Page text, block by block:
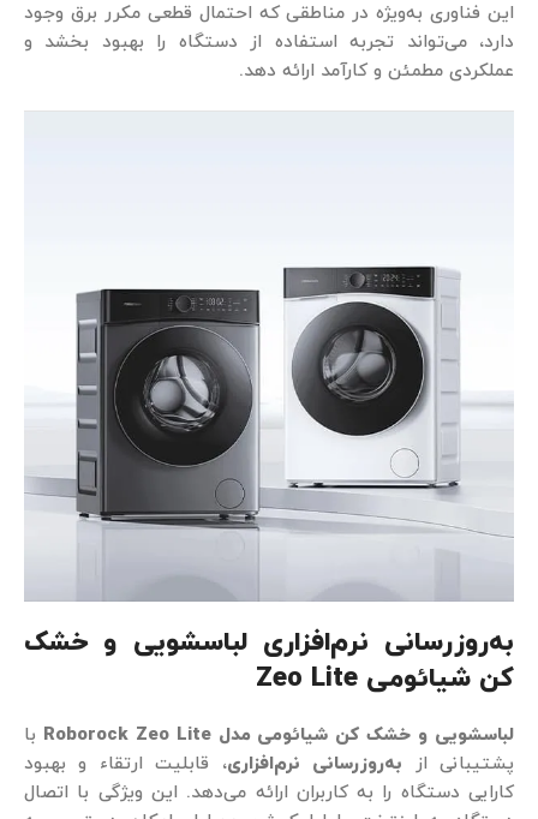
این فناوری به‌ویژه در مناطقی که احتمال قطعی مکرر برق وجود
دارد، می‌تواند تجربه استفاده از دستگاه را بهبود بخشد و
عملکردی مطمئن و کارآمد ارائه دهد.
به‌روزرسانی نرم‌افزاری لباسشویی و خشک
کن شیائومی
لباسشویی و خشک کن شیائومی مدل Roborock Zeo Lite
با
پشتیبانی از به‌روزرسانی نرم‌افزاری، قابلیت ارتقاء و بهبود
کارایی دستگاه را به کاربران ارائه می‌دهد. این ویژگی با اتصال